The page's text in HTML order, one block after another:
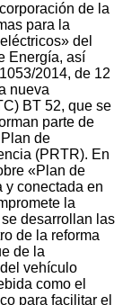
de la
para la
del
Energía, así
2014, de 12
nueva
BT 52, que se
parte de
de
(PRTR). En
«Plan de
y conectada en
la
desarrollan las
de la reforma
de la
vehículo
como el
para facilitar el